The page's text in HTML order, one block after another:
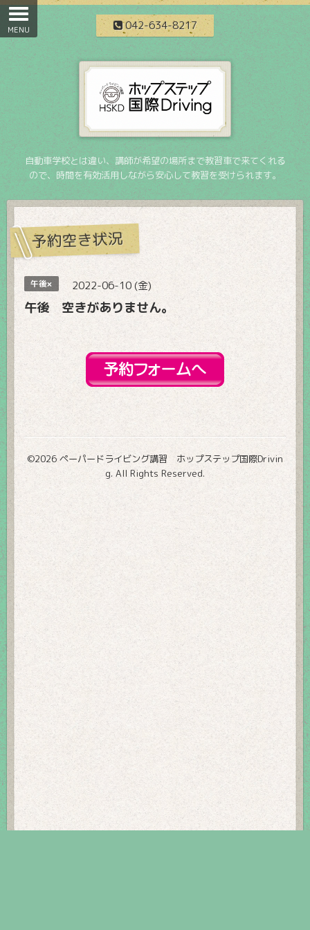
042-634-8217
自動車学校とは違い、講師が希望の場所まで教習車で来てくれる
ので、時間を有効活用しながら安心して教習を受けられます。
予約空き状況
午後× 2022-06-10 (金)
午後 空きがありません。
©2026 ペーパードライビング講習 ホップステップ国際Drivin
g. All Rights Reserved.